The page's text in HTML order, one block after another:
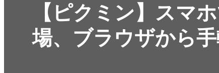
【ピクミン】スマ
場、ブラウザから